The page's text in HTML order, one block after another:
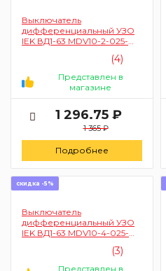
Выключатель
дифференциальный УЗО
IEK ВД1-63 MDV10-2-025-
(4)
Представлен в
магазине
1 296.75 ₽
1 365 ₽
Подробнее
скидка -5%
Выключатель
дифференциальный УЗО
IEK ВД1-63 MDV10-4-025-
(3)
Представлен в